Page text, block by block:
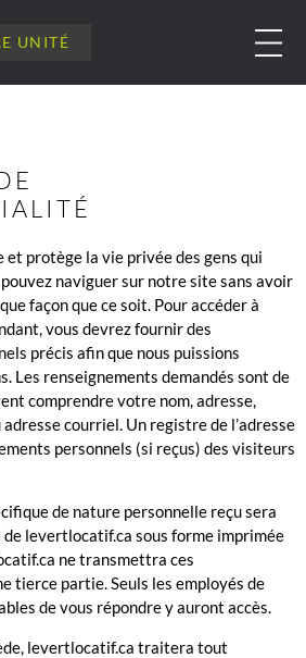
UNITÉ
protège la vie privée des gens qui
naviguer sur notre site sans avoir
façon que ce soit. Pour accéder à
vous devrez fournir des
précis afin que nous puissions
Les renseignements demandés sont de
comprendre votre nom, adresse,
courriel. Un registre de l’adresse
personnels (si reçus) des visiteurs
de nature personnelle reçu sera
levertlocatif.ca sous forme imprimée
ne transmettra ces
tierce partie. Seuls les employés de
de vous répondre y auront accès.
levertlocatif.ca traitera tout